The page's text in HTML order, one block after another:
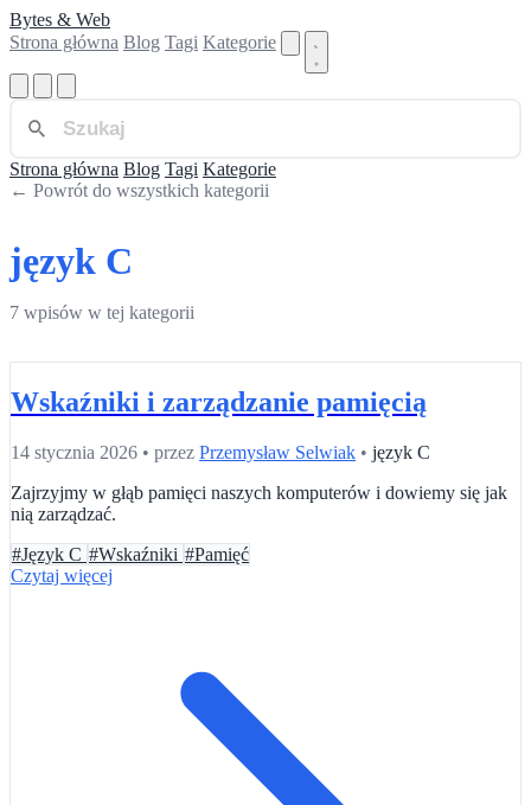
Bytes & Web
Strona główna Blog Tagi Kategorie
Strona główna Blog Tagi Kategorie
← Powrót do wszystkich kategorii
język C
7 wpisów w tej kategorii
Wskaźniki i zarządzanie pamięcią
14 stycznia 2026 • przez Przemysław Selwiak • język C
Zajrzyjmy w głąb pamięci naszych komputerów i dowiemy się jak
nią zarządzać.
#Język C #Wskaźniki #Pamięć
Czytaj więcej